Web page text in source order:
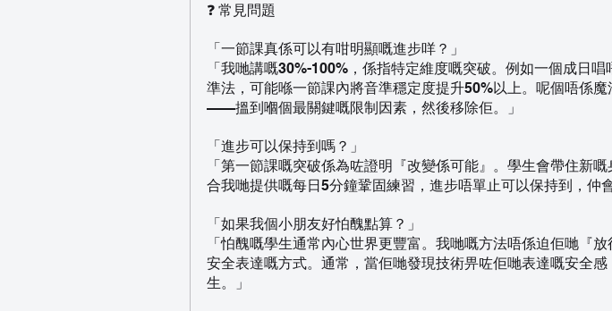
❓ 常見問題
「一節課真係可以有咁明顯嘅進步咩？」
「我哋講嘅30%-100%，係指特定維度嘅突破。例如一個成日
準法，可能喺一節課內將音準穩定度提升50%以上。呢個唔係
——搵到嗰個最關鍵嘅限制因素，然後移除佢。」
「進步可以保持到嗎？」
「第一節課嘅突破係為咗證明『改變係可能』。學生會帶住新
合我哋提供嘅每日5分鐘鞏固練習，進步唔單止可以保持到，仲
「如果我個小朋友好怕醜點算？」
「怕醜嘅學生通常內心世界更豐富。我哋嘅方法唔係迫佢哋『
安全表達嘅方式。通常，當佢哋發現技術畀咗佢哋表達嘅安全
生。」